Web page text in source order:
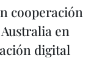
cooperación
en
digital